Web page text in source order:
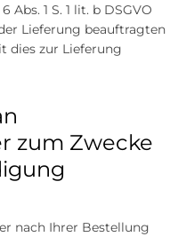
1 S. 1 lit. b DSGVO
Lieferung beauftragten
dies zur Lieferung
zum Zwecke
nach Ihrer Bestellung